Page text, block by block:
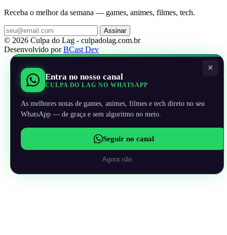
Receba o melhor da semana — games, animes, filmes, tech.
Assinar
© 2026 Culpa do Lag - culpadolag.com.br
Desenvolvido porBCast Dev
×
Entra no nosso canal
CULPA DO LAG NO WHATSAPP
As melhores notas de games, animes, filmes e tech direto no seu
WhatsApp — de graça e sem algoritmo no meio.
Seguir no canal
Agora não